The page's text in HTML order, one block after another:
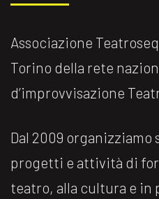
Associazione
Torino della rete
d’improvvisazione
Dal 2009
progetti e attività di
teatro, alla cultura e in